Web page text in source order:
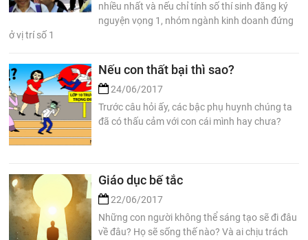
nhiều nhất và nếu chỉ tính số thí sinh đăng ký
nguyện vọng 1, nhóm ngành kinh doanh đứng
ở vị trí số 1
Nếu con thất bại thì sao?
24/06/2017
Trước câu hỏi ấy, các bậc phụ huynh chúng ta
đã có thấu cảm với con cái mình hay chưa?
Giáo dục bế tắc
22/06/2017
Những con người không thể sáng tạo sẽ đi đâu
về đâu? Họ sẽ sống thế nào? Và ai chịu trách